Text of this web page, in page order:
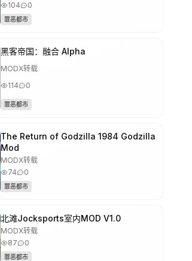
104
0
罪恶都市
黑客帝国：融合 Alpha
MODX转载
114
0
罪恶都市
The Return of Godzilla 1984 Godzilla
Mod
MODX转载
74
0
罪恶都市
北滩Jocksports室内MOD V1.0
MODX转载
87
0
罪恶都市